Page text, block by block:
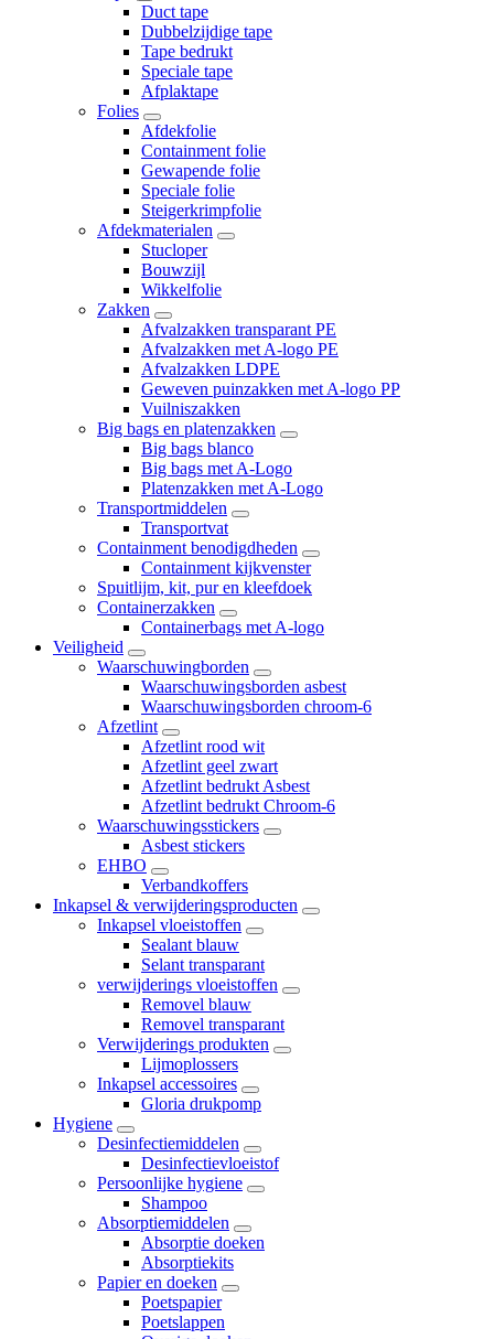
Duct tape
Dubbelzijdige tape
Tape bedrukt
Speciale tape
Afplaktape
Folies
Afdekfolie
Containment folie
Gewapende folie
Speciale folie
Steigerkrimpfolie
Afdekmaterialen
Stucloper
Bouwzijl
Wikkelfolie
Zakken
Afvalzakken transparant PE
Afvalzakken met A-logo PE
Afvalzakken LDPE
Geweven puinzakken met A-logo PP
Vuilniszakken
Big bags en platenzakken
Big bags blanco
Big bags met A-Logo
Platenzakken met A-Logo
Transportmiddelen
Transportvat
Containment benodigdheden
Containment kijkvenster
Spuitlijm, kit, pur en kleefdoek
Containerzakken
Containerbags met A-logo
Veiligheid
Waarschuwingborden
Waarschuwingsborden asbest
Waarschuwingsborden chroom-6
Afzetlint
Afzetlint rood wit
Afzetlint geel zwart
Afzetlint bedrukt Asbest
Afzetlint bedrukt Chroom-6
Waarschuwingsstickers
Asbest stickers
EHBO
Verbandkoffers
Inkapsel & verwijderingsproducten
Inkapsel vloeistoffen
Sealant blauw
Selant transparant
verwijderings vloeistoffen
Removel blauw
Removel transparant
Verwijderings produkten
Lijmoplossers
Inkapsel accessoires
Gloria drukpomp
Hygiene
Desinfectiemiddelen
Desinfectievloeistof
Persoonlijke hygiene
Shampoo
Absorptiemiddelen
Absorptie doeken
Absorptiekits
Papier en doeken
Poetspapier
Poetslappen